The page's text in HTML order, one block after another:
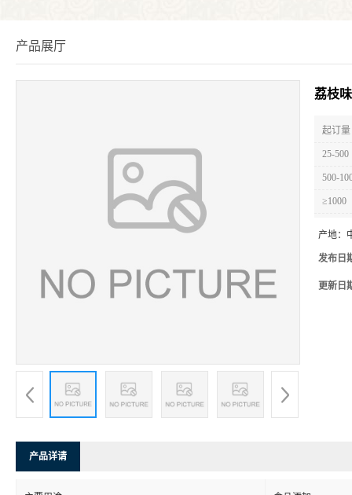
产品展厅
荔枝
起订
25-500
500-
≥1000
产地：
发布日
更新日
产品详请